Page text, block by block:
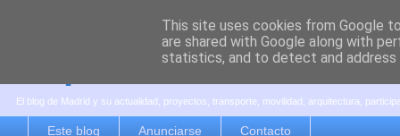
es por madrid
El blog de Madrid y su actualidad, proyectos, transporte, movilidad, arquitectura,
Este blog Anunciarse Contacto
This site uses cookies from Google
are shared with Google along with
statistics, and to detect and address